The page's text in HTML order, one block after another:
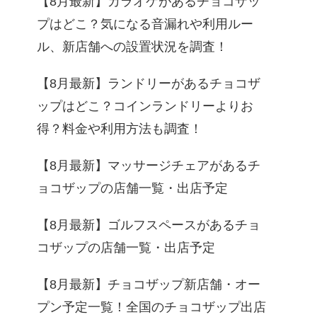
プはどこ？気になる音漏れや利用ルー
ル、新店舗への設置状況を調査！
【8月最新】ランドリーがあるチョコザ
ップはどこ？コインランドリーよりお
得？料金や利用方法も調査！
【8月最新】マッサージチェアがあるチ
ョコザップの店舗一覧・出店予定
【8月最新】ゴルフスペースがあるチョ
コザップの店舗一覧・出店予定
【8月最新】チョコザップ新店舗・オー
プン予定一覧！全国のチョコザップ出店